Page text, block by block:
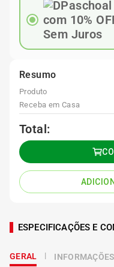
Resumo
Produto
Receba em Casa
Total:
ESPECIFICAÇÕES E
GERAL